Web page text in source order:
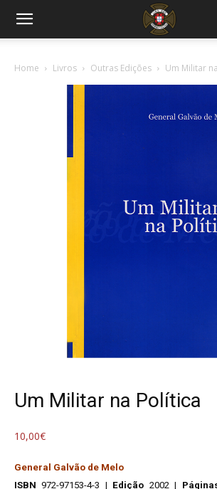
Home Livros Outras Edições Um Militar
Um Militar na Política
10,00€
General Galvão de Melo
ISBN972-97153-4-3 | Edição 2002 |